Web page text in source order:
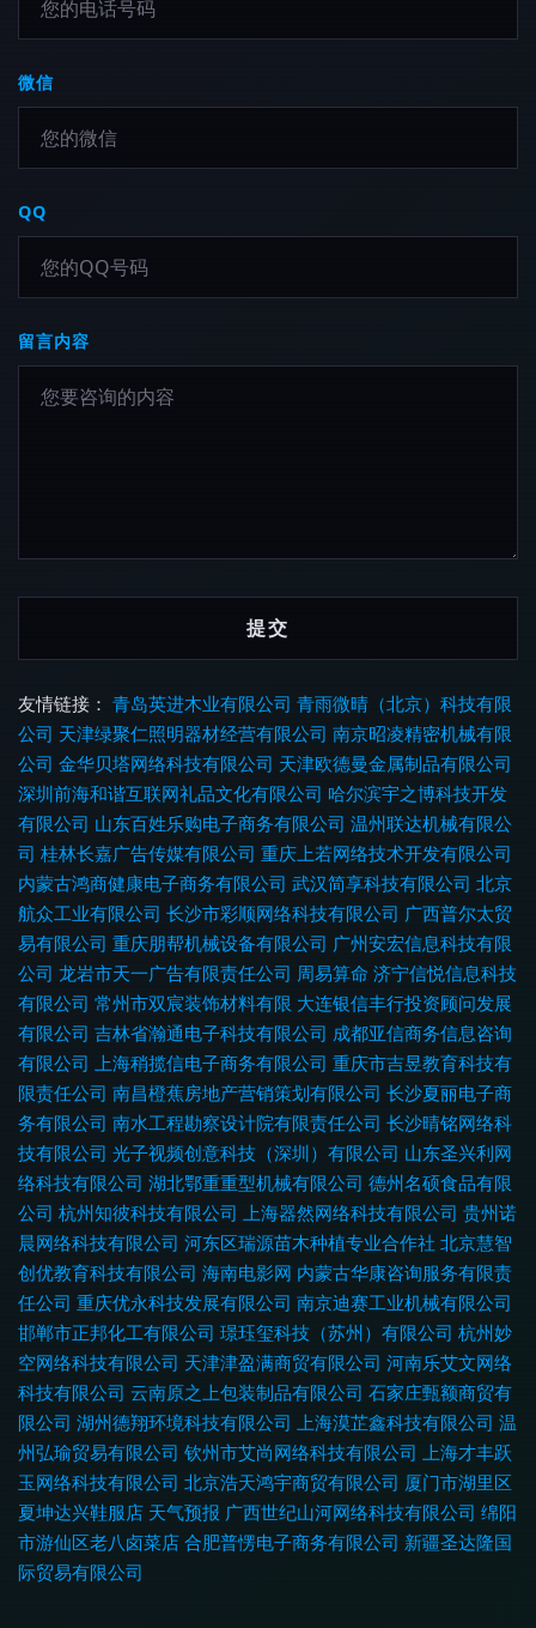
微信
QQ
留言内容
友情链接： 青岛英进木业有限公司 青雨微晴（北京）科技有限
公司 天津绿聚仁照明器材经营有限公司 南京昭凌精密机械有限
公司 金华贝塔网络科技有限公司 天津欧德曼金属制品有限公司
深圳前海和谐互联网礼品文化有限公司 哈尔滨宇之博科技开发
有限公司 山东百姓乐购电子商务有限公司 温州联达机械有限公
司 桂林长嘉广告传媒有限公司 重庆上若网络技术开发有限公司
内蒙古鸿商健康电子商务有限公司 武汉简享科技有限公司 北京
航众工业有限公司 长沙市彩顺网络科技有限公司 广西普尔太贸
易有限公司 重庆朋帮机械设备有限公司 广州安宏信息科技有限
公司 龙岩市天一广告有限责任公司 周易算命 济宁信悦信息科技
有限公司 常州市双宸装饰材料有限 大连银信丰行投资顾问发展
有限公司 吉林省瀚通电子科技有限公司 成都亚信商务信息咨询
有限公司 上海稍揽信电子商务有限公司 重庆市吉昱教育科技有
限责任公司 南昌橙蕉房地产营销策划有限公司 长沙夏丽电子商
务有限公司 南水工程勘察设计院有限责任公司 长沙晴铭网络科
技有限公司 光子视频创意科技（深圳）有限公司 山东圣兴利网
络科技有限公司 湖北鄂重重型机械有限公司 德州名硕食品有限
公司 杭州知彼科技有限公司 上海器然网络科技有限公司 贵州诺
晨网络科技有限公司 河东区瑞源苗木种植专业合作社 北京慧智
创优教育科技有限公司 海南电影网 内蒙古华康咨询服务有限责
任公司 重庆优永科技发展有限公司 南京迪赛工业机械有限公司
邯郸市正邦化工有限公司 璟珏玺科技（苏州）有限公司 杭州妙
空网络科技有限公司 天津津盈满商贸有限公司 河南乐艾文网络
科技有限公司 云南原之上包装制品有限公司 石家庄甄额商贸有
限公司 湖州德翔环境科技有限公司 上海漠芷鑫科技有限公司 温
州弘瑜贸易有限公司 钦州市艾尚网络科技有限公司 上海才丰跃
玉网络科技有限公司 北京浩天鸿宇商贸有限公司 厦门市湖里区
夏坤达兴鞋服店 天气预报 广西世纪山河网络科技有限公司 绵阳
市游仙区老八卤菜店 合肥普愣电子商务有限公司 新疆圣达隆国
际贸易有限公司